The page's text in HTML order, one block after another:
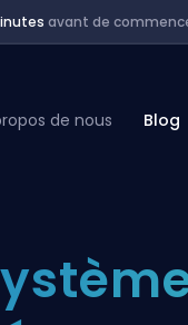
avant de
de nous Blog